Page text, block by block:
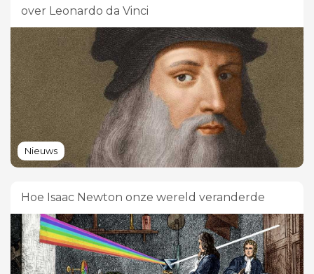
over Leonardo da Vinci
Nieuws
Hoe Isaac Newton onze wereld veranderde